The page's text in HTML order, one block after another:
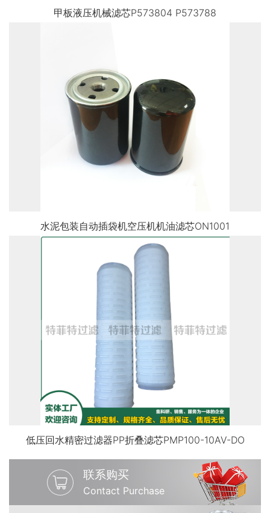
甲板液压机械滤芯P573804 P573788
水泥包装自动插袋机空压机机油滤芯ON1001
低压回水精密过滤器PP折叠滤芯PMP100-10AV-DO
联系购买
Contact Purchase